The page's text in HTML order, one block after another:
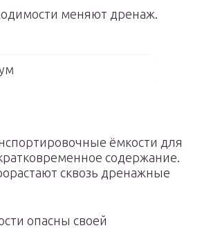
меняют дренаж.
ёмкости для
содержание.
сквозь дренажные
опасны своей